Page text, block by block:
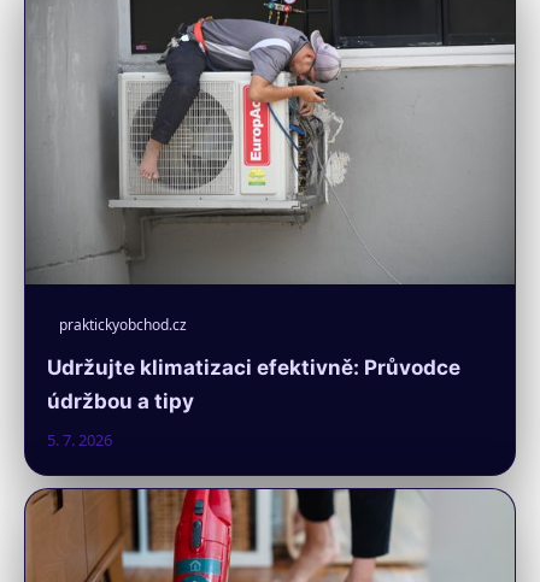
praktickyobchod.cz
Udržujte klimatizaci efektivně: Průvodce
údržbou a tipy
5. 7. 2026